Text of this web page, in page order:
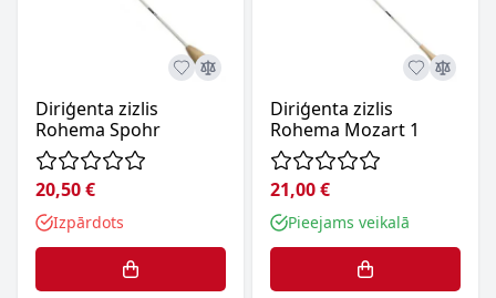
Diriģenta zizlis
Rohema Spohr
20,50 €
Izpārdots
Diriģenta zizlis
Rohema Mozart 1
21,00 €
Pieejams veikalā